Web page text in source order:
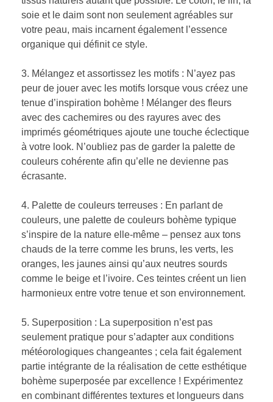
soie et le daim sont non seulement agréables sur
votre peau, mais incarnent également l’essence
organique qui définit ce style.
3. Mélangez et assortissez les motifs : N’ayez pas
peur de jouer avec les motifs lorsque vous créez une
tenue d’inspiration bohème ! Mélanger des fleurs
avec des cachemires ou des rayures avec des
imprimés géométriques ajoute une touche éclectique
à votre look. N’oubliez pas de garder la palette de
couleurs cohérente afin qu’elle ne devienne pas
écrasante.
4. Palette de couleurs terreuses : En parlant de
couleurs, une palette de couleurs bohème typique
s’inspire de la nature elle-même – pensez aux tons
chauds de la terre comme les bruns, les verts, les
oranges, les jaunes ainsi qu’aux neutres sourds
comme le beige et l’ivoire. Ces teintes créent un lien
harmonieux entre votre tenue et son environnement.
5. Superposition : La superposition n’est pas
seulement pratique pour s’adapter aux conditions
météorologiques changeantes ; cela fait également
partie intégrante de la réalisation de cette esthétique
bohème superposée par excellence ! Expérimentez
en combinant différentes textures et longueurs dans